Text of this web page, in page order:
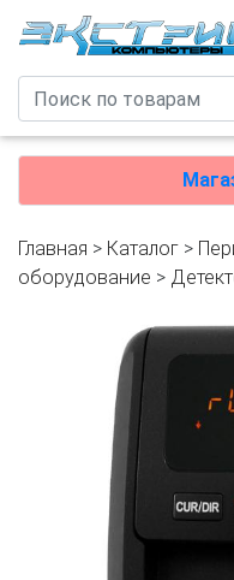
Главная > Каталог >
оборудование >